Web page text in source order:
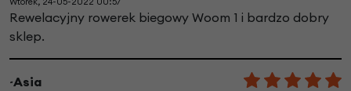
Rewelacyjny rowerek biegowy Woom 1 i bardzo dobry
sklep.
~Asia